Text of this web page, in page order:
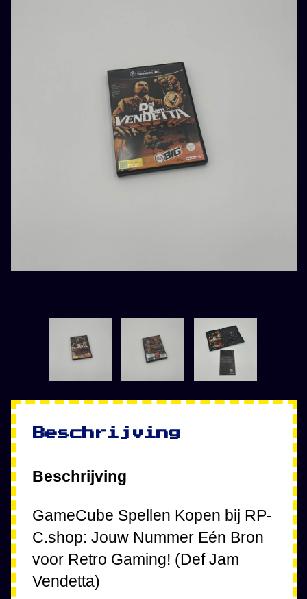
Beschrijving
Beschrijving
GameCube Spellen Kopen bij RP-
C.shop: Jouw Nummer Eén Bron
voor Retro Gaming! (Def Jam
Vendetta)